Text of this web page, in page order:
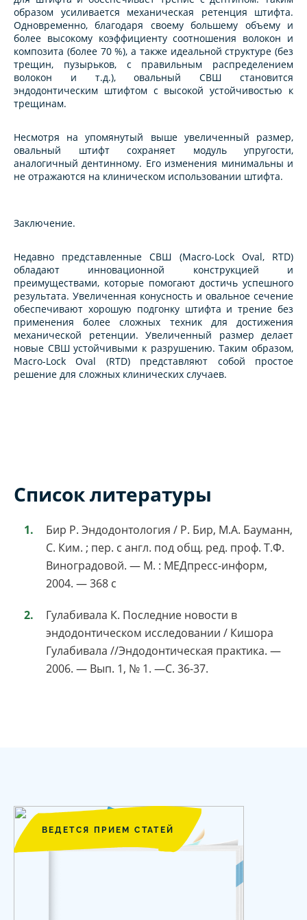
образом усиливается механическая ретенция штифта.
Одновременно, благодаря своему большему объему и
более высокому коэффициенту соотношения волокон и
композита (более 70 %), а также идеальной структуре (без
трещин, пузырьков, с правильным распределением
волокон и т.д.), овальный СВШ становится
эндодонтическим штифтом с высокой устойчивостью к
трещинам.
Несмотря на упомянутый выше увеличенный размер,
овальный штифт сохраняет модуль упругости,
аналогичный дентинному. Его изменения минимальны и
не отражаются на клиническом использовании штифта.
Заключение.
Недавно представленные СВШ (Macro-Lock Oval, RTD)
обладают инновационной конструкцией и
преимуществами, которые помогают достичь успешного
результата. Увеличенная конусность и овальное сечение
обеспечивают хорошую подгонку штифта и трение без
применения более сложных техник для достижения
механической ретенции. Увеличенный размер делает
новые СВШ устойчивыми к разрушению. Таким образом,
Macro-Lock Oval (RTD) представляют собой простое
решение для сложных клинических случаев.
Список литературы
Бир Р. Эндодонтология / Р. Бир, М.А. Бауманн,
С. Ким. ; пер. с англ. под общ. ред. проф. Т.Ф.
Виноградовой. — М. : МЕДпресс-информ,
2004. — 368 с
Гулабивала К. Последние новости в
эндодонтическом исследовании / Кишора
Гулабивала //Эндодонтическая практика. —
2006. — Вып. 1, № 1. —С. 36-37.
ВЕДЕТСЯ ПРИЕМ СТАТЕЙ